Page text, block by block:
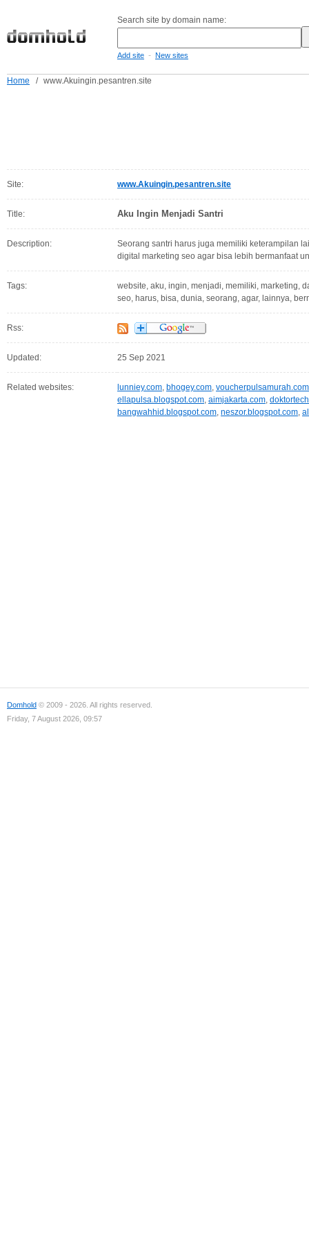
Search site by domain name:
Add site - New sites
Home / www.Akuingin.pesantren.site
Site: www.Akuingin.pesantren.site
Title: Aku Ingin Menjadi Santri
Description:
Seorang santri harus juga memiliki keterampilan
digital marketing seo agar bisa lebih bermanfaat
Tags:
website, aku, ingin, menjadi, memiliki, marketing,
seo, harus, bisa, dunia, seorang, agar, lainnya,
Rss:
Updated: 25 Sep 2021
Related websites: lunniey.com, bhogey.com, voucherpulsamurah.com
ellapulsa.blogspot.com, aimjakarta.com,
bangwahhid.blogspot.com, neszor.blogspot.com,
Domhold © 2009 - 2026. All rights reserved.
Friday, 7 August 2026, 09:57